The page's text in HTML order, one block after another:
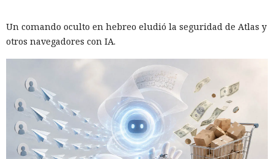
Un comando oculto en hebreo eludió la seguridad de Atlas y
otros navegadores con IA.